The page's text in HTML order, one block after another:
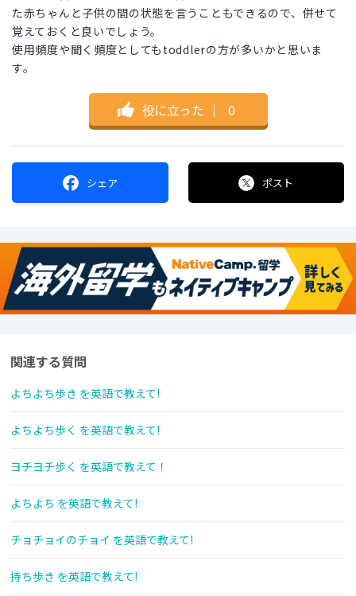
た赤ちゃんと子供の間の状態を言うこともできるので、併せて
覚えておくと良いでしょう。
使用頻度や聞く頻度としてもtoddlerの方が多いかと思いま
す。
役に立った ｜ 0
シェア ポスト
関連する質問
よちよち歩き を英語で教えて!
よちよち歩く を英語で教えて!
ヨチヨチ歩く を英語で教えて！
よちよち を英語で教えて!
チョチョイのチョイ を英語で教えて!
持ち歩き を英語で教えて!